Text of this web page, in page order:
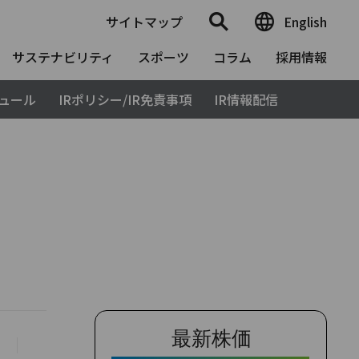
サイトマップ
サステナビリティ
スポーツ コラム 採用情報
English
ール IRポリシー/IR免責事項 IR情報配信